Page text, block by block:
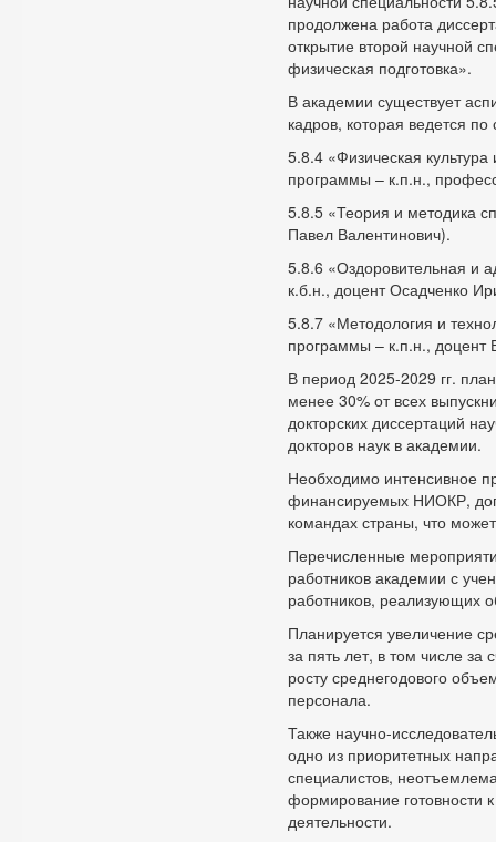
продолжена работа
открытие второй научной
физическая подготовка».
В академии существует
кадров, которая ведется
5.8.4 «Физическая
программы – к.п.н.,
5.8.5 «Теория и методика
Павел Валентинович).
5.8.6 «Оздоровительная и
к.б.н., доцент Осадченко
5.8.7 «Методология и
программы – к.п.н.,
В период 2025-2029 гг.
менее 30% от всех
докторских диссертаций
докторов наук в академии.
Необходимо интенсивное
финансируемых НИОКР,
командах страны, что
Перечисленные
работников академии с
работников, реализующих
Планируется увеличение
за пять лет, в том числе за
росту среднегодового
персонала.
Также научно-
одно из приоритетных
специалистов,
формирование готовности
деятельности.